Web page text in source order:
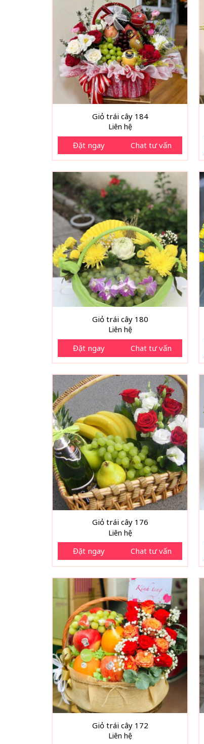
Giỏ trái cây 184
Liên hệ
Đặt ngay Chat tư vấn
Giỏ trái cây 180
Liên hệ
Đặt ngay Chat tư vấn
Giỏ trái cây 176
Liên hệ
Đặt ngay Chat tư vấn
Giỏ trái cây 172
Liên hệ